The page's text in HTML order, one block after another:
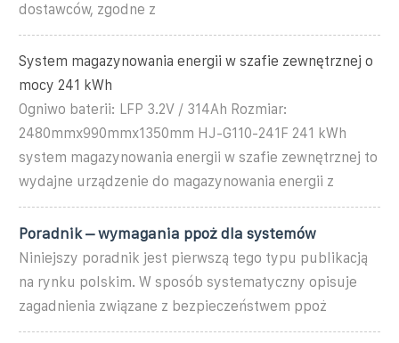
dostawców, zgodne z
System magazynowania energii w szafie zewnętrznej o
mocy 241 kWh
Ogniwo baterii: LFP 3.2V / 314Ah Rozmiar:
2480mmx990mmx1350mm HJ-G110-241F 241 kWh
system magazynowania energii w szafie zewnętrznej to
wydajne urządzenie do magazynowania energii z
Poradnik – wymagania ppoż dla systemów
Niniejszy poradnik jest pierwszą tego typu publikacją
na rynku polskim. W sposób systematyczny opisuje
zagadnienia związane z bezpieczeństwem ppoż